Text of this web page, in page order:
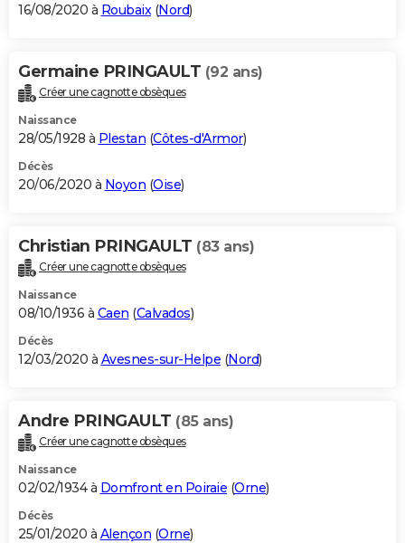
16/08/2020 à Roubaix(Nord)
Germaine PRINGAULT (92 ans)
Créer une cagnotte obsèques
Naissance
28/05/1928 à Plestan (Côtes-d'Armor)
Décès
20/06/2020 à Noyon (Oise)
Christian PRINGAULT (83 ans)
Créer une cagnotte obsèques
Naissance
08/10/1936 à Caen (Calvados)
Décès
12/03/2020 à Avesnes-sur-Helpe (Nord)
Andre PRINGAULT (85 ans)
Créer une cagnotte obsèques
Naissance
02/02/1934 à Domfront en Poiraie (Orne)
Décès
25/01/2020 à Alençon (Orne)